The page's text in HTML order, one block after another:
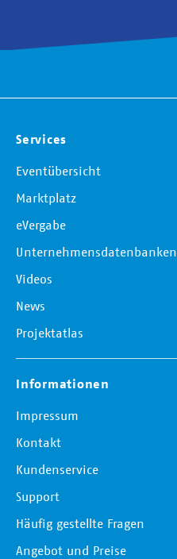
Services
Eventübersicht
Marktplatz
eVergabe
Unternehmensdatenbanken
Videos
News
Projektatlas
Informationen
Impressum
Kontakt
Kundenservice
Support
Häufig gestellte Fragen
Angebot und Preise